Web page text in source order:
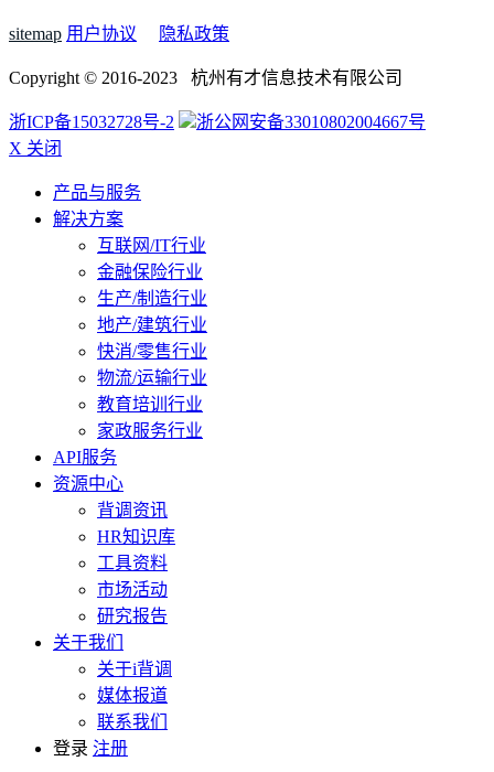
sitemap 用户协议 隐私政策
Copyright © 2016-2023 杭州有才信息技术有限公司
浙ICP备15032728号-2
浙公网安备33010802004667号
X 关闭
产品与服务
解决方案
互联网/IT行业
金融保险行业
生产/制造行业
地产/建筑行业
快消/零售行业
物流/运输行业
教育培训行业
家政服务行业
API服务
资源中心
背调资讯
HR知识库
工具资料
市场活动
研究报告
关于我们
关于i背调
媒体报道
联系我们
登录 注册